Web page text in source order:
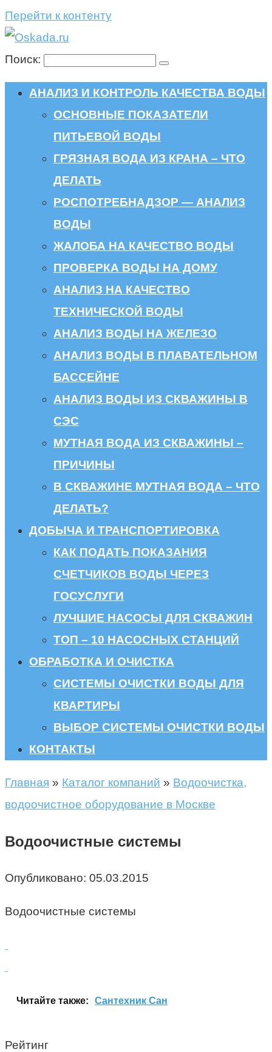
Перейти к контенту
Поиск:
АНАЛИЗ И КОНТРОЛЬ КАЧЕСТВА ВОДЫ
ОСНОВНЫЕ ПОКАЗАТЕЛИ
ПИТЬЕВОЙ ВОДЫ
ГРЯЗНАЯ ВОДА ИЗ КРАНА – ЧТО
ДЕЛАТЬ
РОСПОТРЕБНАДЗОР — АНАЛИЗ
ВОДЫ
ЖАЛОБА НА КАЧЕСТВО ВОДЫ
ПРОВЕРКА ВОДЫ НА ДОМУ
АНАЛИЗ НА КАЧЕСТВО
ТЕХНИЧЕСКОЙ ВОДЫ
АНАЛИЗ ВОДЫ НА ЖЕЛЕЗО
АНАЛИЗ ВОДЫ В ПЛАВАТЕЛЬНОМ
БАССЕЙНЕ
АНАЛИЗ ВОДЫ ИЗ СКВАЖИНЫ В
СЭС
МУТНАЯ ВОДА ИЗ СКВАЖИНЫ –
ПРИЧИНЫ
В СКВАЖИНЕ МУТНАЯ ВОДА – ЧТО
ДЕЛАТЬ?
ДОБЫЧА И ТРАНСПОРТИРОВКА
КАК ПОДАТЬ ПОКАЗАНИЯ
СЧЕТЧИКОВ ВОДЫ ЧЕРЕЗ
ГОСУСЛУГИ
ЛУЧШИЕ НАСОСЫ ДЛЯ СКВАЖИН
ТОП – 10 НАСОСНЫХ СТАНЦИЙ
ОБРАБОТКА И ОЧИСТКА
СИСТЕМЫ ОЧИСТКИ ВОДЫ ДЛЯ
КВАРТИРЫ
ВЫБОР СИСТЕМЫ ОЧИСТКИ ВОДЫ
КОНТАКТЫ
Главная » Каталог компаний » Водоочистка,
водоочистное оборудование в Москве
Водоочистные системы
Опубликовано: 05.03.2015
Водоочистные системы
Читайте также: Сантехник Сан
Рейтинг